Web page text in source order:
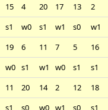
15 4 20 17 13
2
s1 w0 s1 w1 s0
w1
19 6 11 7 5
16
w0 s1 w1 w0 s1
s1
11 20 14 2 12
18
s1 s0 w0 w1 s0
s1